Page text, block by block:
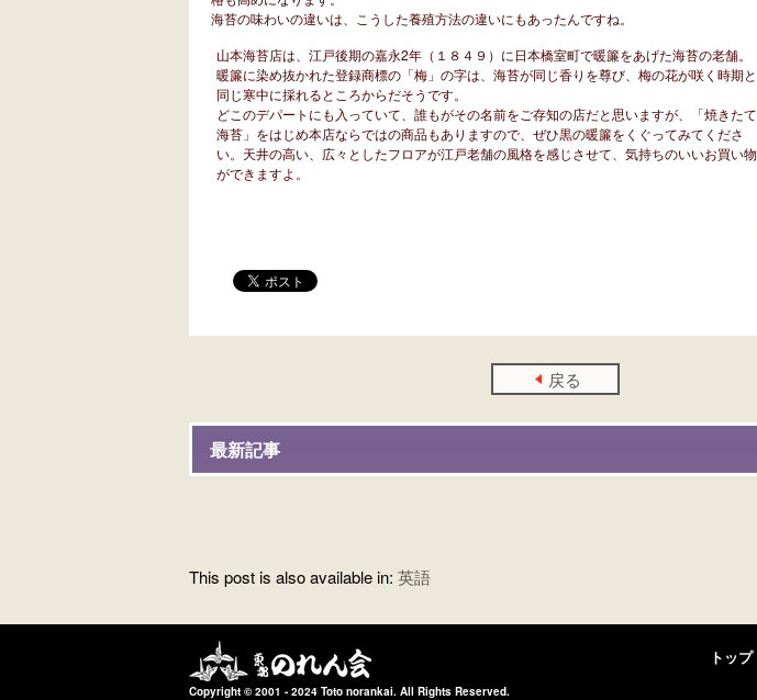
海苔の味わいの違いは、こうした養殖方法の違いにもあったんですね。
山本海苔店は、江戸後期の嘉永2年（１８４９）に日本橋室町で暖簾をあげた海苔の老舗。
暖簾に染め抜かれた登録商標の「梅」の字は、海苔が同じ香りを尊び、梅の花が咲く時期と
同じ寒中に採れるところからだそうです。
どこのデパートにも入っていて、誰もがその名前をご存知の店だと思いますが、「焼きたて
海苔」をはじめ本店ならではの商品もありますので、ぜひ黒の暖簾をくぐってみてくださ
い。天井の高い、広々としたフロアが江戸老舗の風格を感じさせて、気持ちのいいお買い物
ができますよ。
戻る
最新記事
This post is also available in: 英語
Copyright © 2001 - 2024 Toto norankai. All Rights Reserved.
トップ